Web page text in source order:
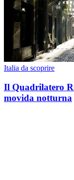
Italia da scoprire
Il Quadrilatero
movida notturna